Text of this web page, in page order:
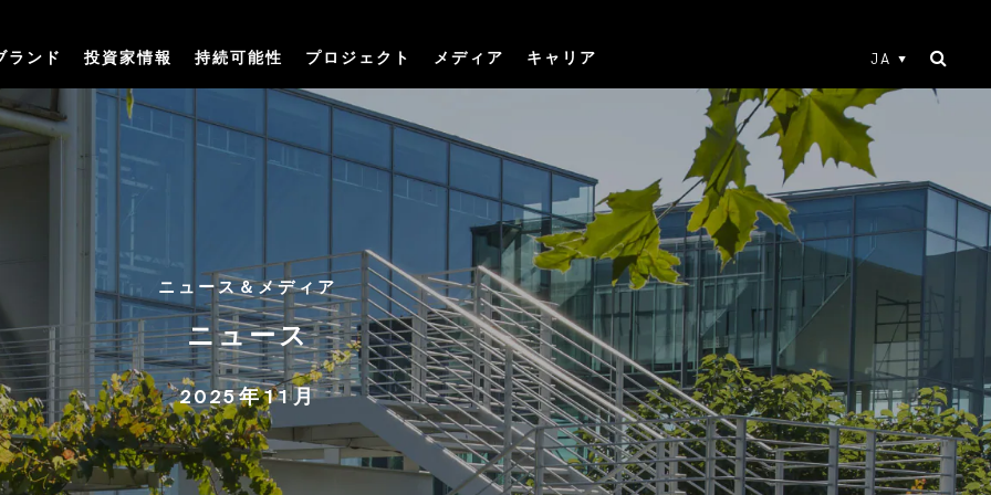
ランド 投資家情報 持続可能性 プロジェクト メディア キャリア JA
ニュース＆メディア
ニュース
2025年11月